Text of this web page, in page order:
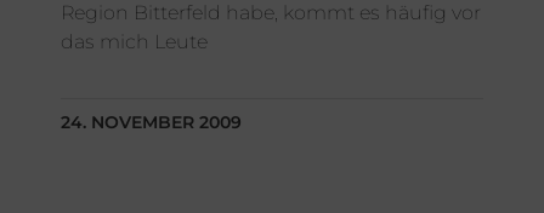
Region Bitterfeld habe, kommt es häufig vor
das mich Leute
24. NOVEMBER 2009